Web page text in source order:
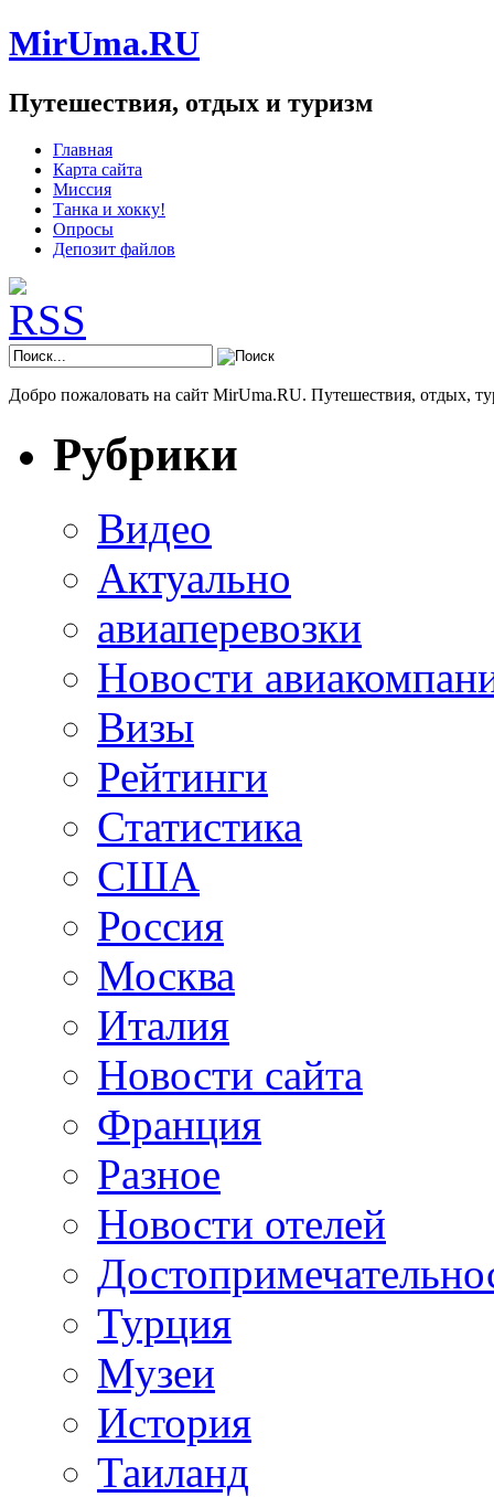
MirUma.RU
Путешествия, отдых и туризм
Главная
Карта сайта
Миссия
Танка и хокку!
Опросы
Депозит файлов
Добро пожаловать на сайт MirUma.RU. Путешествия, отдых,
Рубрики
Видео
Актуально
авиаперевозки
Новости
Визы
Рейтинги
Статистика
США
Россия
Москва
Италия
Новости сайта
Франция
Разное
Новости отелей
Турция
Музеи
История
Таиланд